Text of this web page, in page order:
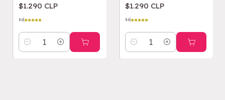
$1.290 CLP
5.0
Cantidad
$1.290 CLP
5.0
Cantidad